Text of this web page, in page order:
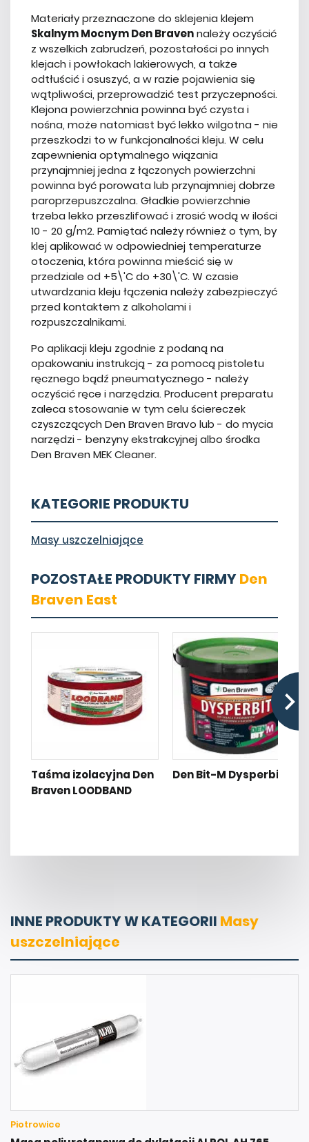
Materiały przeznaczone do sklejenia klejem
Skalnym Mocnym Den Bravennależy oczyścić
z wszelkich zabrudzeń, pozostałości po innych
klejach i powłokach lakierowych, a także
odtłuścić i osuszyć, a w razie pojawienia się
wątpliwości, przeprowadzić test przyczepności.
Klejona powierzchnia powinna być czysta i
nośna, może natomiast być lekko wilgotna - nie
przeszkodzi to w funkcjonalności kleju. W celu
zapewnienia optymalnego wiązania
przynajmniej jedna z łączonych powierzchni
powinna być porowata lub przynajmniej dobrze
paroprzepuszczalna. Gładkie powierzchnie
trzeba lekko przeszlifować i zrosić wodą w ilości
10 - 20 g/m2. Pamiętać należy również o tym, by
klej aplikować w odpowiedniej temperaturze
otoczenia, która powinna mieścić się w
przedziale od +5\'C do +30\'C. W czasie
utwardzania kleju łączenia należy zabezpieczyć
przed kontaktem z alkoholami i
rozpuszczalnikami.
Po aplikacji kleju zgodnie z podaną na
opakowaniu instrukcją - za pomocą pistoletu
ręcznego bądź pneumatycznego - należy
oczyścić ręce i narzędzia. Producent preparatu
zaleca stosowanie w tym celu ściereczek
czyszczących Den Braven Bravo lub - do mycia
narzędzi - benzyny ekstrakcyjnej albo środka
Den Braven MEK Cleaner.
KATEGORIE PRODUKTU
Masy uszczelniające
POZOSTAŁE PRODUKTY FIRMYDen
Braven East
Taśma izolacyjna Den
Braven LOODBAND
Den Bit-M Dysperbit
INNE PRODUKTY W KATEGORII Masy
uszczelniające
Piotrowice